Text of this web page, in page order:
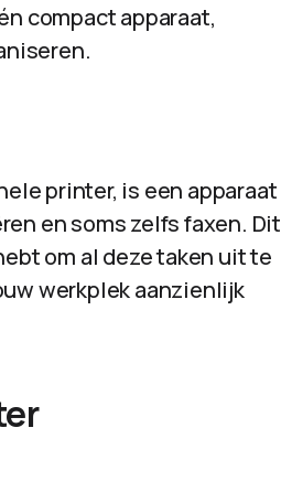
compact apparaat,
printer, is een apparaat
en soms zelfs faxen. Dit
om al deze taken uit te
werkplek aanzienlijk